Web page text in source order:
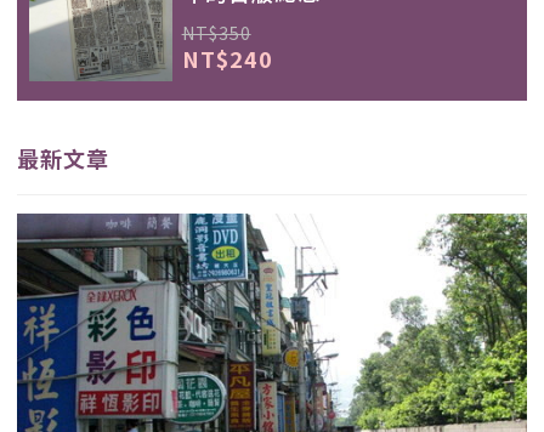
NT$350
NT$240
最新文章